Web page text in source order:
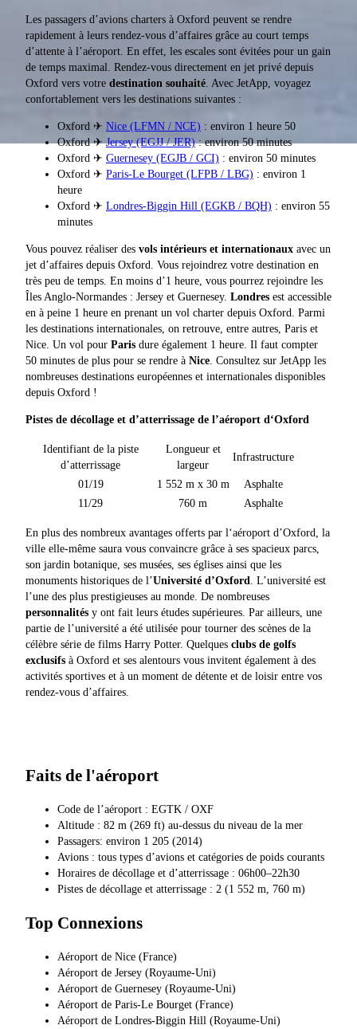
Les passagers d’avions charters à Oxford peuvent se rendre
rapidement à leurs rendez-vous d’affaires grâce au court temps
d’attente à l’aéroport. En effet, les escales sont évitées pour un gain
de temps maximal. Rendez-vous directement en jet privé depuis
Oxford vers votre destination souhaité . Avec JetApp, voyagez
confortablement vers les destinations suivantes :
Oxford ✈ Nice (LFMN / NCE) : environ 1 heure 50
Oxford ✈Jersey (EGJJ / JER): environ 50 minutes
Oxford ✈ Guernesey (EGJB / GCI) : environ 50 minutes
Oxford ✈ Paris-Le Bourget (LFPB / LBG) : environ 1
heure
Oxford ✈ Londres-Biggin Hill (EGKB / BQH) : environ 55
minutes
Vous pouvez réaliser des vols intérieurs et internationaux avec un
jet d’affaires depuis Oxford. Vous rejoindrez votre destination en
très peu de temps. En moins d’1 heure, vous pourrez rejoindre les
Îles Anglo-Normandes : Jersey et Guernesey. Londres est accessible
en à peine 1 heure en prenant un vol charter depuis Oxford. Parmi
les destinations internationales, on retrouve, entre autres, Paris et
Nice. Un vol pour Paris dure également 1 heure. Il faut compter
50 minutes de plus pour se rendre à Nice . Consultez sur JetApp les
nombreuses destinations européennes et internationales disponibles
depuis Oxford !
Pistes de décollage et d’atterrissage de l’aéroport d‘Oxford
Identifiant de la piste
d’atterrissage
Longueur et
largeur
Infrastructure
01/19 1 552 m x 30 m
Asphalte
11/29
760 m Asphalte
En plus des nombreux avantages offerts par l‘aéroport d’Oxford, la
ville elle-même saura vous convaincre grâce à ses spacieux parcs,
son jardin botanique, ses musées, ses églises ainsi que les
monuments historiques de l’Université d’Oxford
. L’université est
l’une des plus prestigieuses au monde. De nombreuses
personnalités y ont fait leurs études supérieures. Par ailleurs, une
partie de l’université a été utilisée pour tourner des scènes de la
célèbre série de films Harry Potter. Quelques clubs de golfs
exclusifs à Oxford et ses alentours vous invitent également à des
activités sportives et à un moment de détente et de loisir entre vos
rendez-vous d’affaires.
Faits de l'aéroport
Code de l’aéroport : EGTK / OXF
Altitude : 82 m (269 ft) au-dessus du niveau de la mer
Passagers: environ 1 205 (2014)
Avions : tous types d’avions et catégories de poids courants
Horaires de décollage et d’atterrissage : 06h00–22h30
Pistes de décollage et atterrissage : 2 (1 552 m, 760 m)
Top Connexions
Aéroport de Nice (France)
Aéroport de Jersey (Royaume-Uni)
Aéroport de Guernesey (Royaume-Uni)
Aéroport de Paris-Le Bourget (France)
Aéroport de Londres-Biggin Hill (Royaume-Uni)